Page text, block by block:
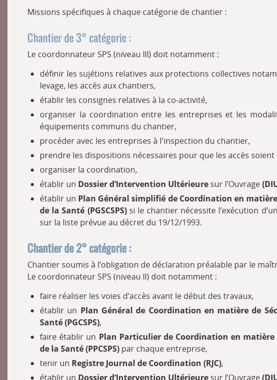
Missions spécifiques à chaque catégorie de chantier :
Chantier de 3° catégorie :
Le coordonnateur SPS (niveau III) doit notamment :
définir les sujétions relatives aux protections collectives
levage, les accès aux chantiers,
établir les consignes relatives à la co-activité,
organiser la coordination entre les entreprises et les
équipements communs du chantier,
procéder avec les entreprises à l'inspection du chantier,
prendre les dispositions nécessaires pour que les accès soient
organiser la coordination,
établir un Dossier d’Intervention Ultérieure sur l’Ouvrage
établir un Plan Général simplifié de Coordination en
de la Santé (PGSCSPS) si le chantier nécessite l’exécution
sur la liste prévue au décret du 19/12/1993.
Chantier de 2° catégorie :
Chantier soumis à l’obligation de déclaration préalable par le
Le coordonnateur SPS (niveau II) doit notamment :
faire réaliser les voies d’accès avant le début des travaux,
établir un Plan Général de Coordination en matière de
Santé (PGCSPS),
faire établir un Plan Particulier de Coordination en
de la Santé (PPCSPS) par chaque entreprise,
tenir un Registre Journal de Coordination (RJC),
établir un Dossier d’Intervention Ultérieure sur l’Ouvrage